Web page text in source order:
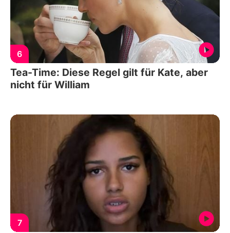
6
Tea-Time: Diese Regel gilt für Kate, aber
nicht für William
7